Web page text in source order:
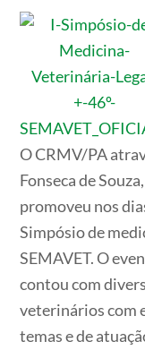
O CRMV/PA
Fonseca de
promoveu nos
Simpósio de
SEMAVET. O
contou com
veterinários com
temas e de